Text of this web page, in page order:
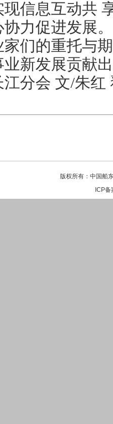
信息互动共
力促进发展
们的重托与
新发展贡献
江分会 文/朱红
版权所有：中国船
ICP